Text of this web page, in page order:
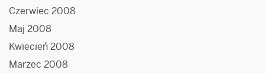
Czerwiec 2008
Maj 2008
Kwiecień 2008
Marzec 2008